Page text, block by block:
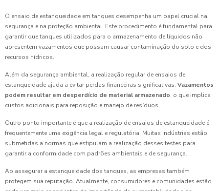
O ensaio de estanqueidade em tanques desempenha um papel crucial na
segurança e na proteção ambiental. Este procedimento é fundamental para
garantir que tanques utilizados para o armazenamento de líquidos não
apresentem vazamentos que possam causar contaminação do solo e dos
recursos hídricos.
Além da segurança ambiental, a realização regular de ensaios de
estanqueidade ajuda a evitar perdas financeiras significativas. Vazamentos
podem resultar em desperdício de material armazenado, o que implica
custos adicionais para reposição e manejo de resíduos.
Outro ponto importante é que a realização de ensaios de estanqueidade é
frequentemente uma exigência legal e regulatória. Muitas indústrias estão
submetidas a normas que estipulam a realização desses testes para
garantir a conformidade com padrões ambientais e de segurança.
Ao assegurar a estanqueidade dos tanques, as empresas também
protegem sua reputação. Atualmente, consumidores e comunidades estão